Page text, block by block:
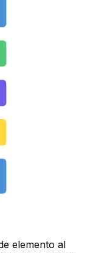
elemento al